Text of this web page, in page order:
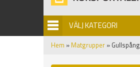
VÄLJ KATEGORI
Hem » Matgrupper » Gullspång